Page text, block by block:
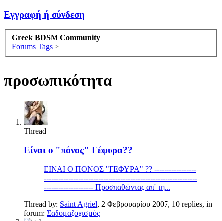
Εγγραφή ή σύνδεση
Greek BDSM Community
Forums Tags >
προσωπικότητα
Thread
Είναι ο "πόνος" Γέφυρα??
ΕΙΝΑΙ Ο ΠΟΝΟΣ "ΓΕΦΥΡΑ" ?? -----------------
--------------------------------------------------------------
-------------------- Προσπαθώντας απ' τη...
Thread by: Saint Agriel, 2 Φεβρουαρίου 2007, 10 replies, in
forum: Σαδομαζοχισμός